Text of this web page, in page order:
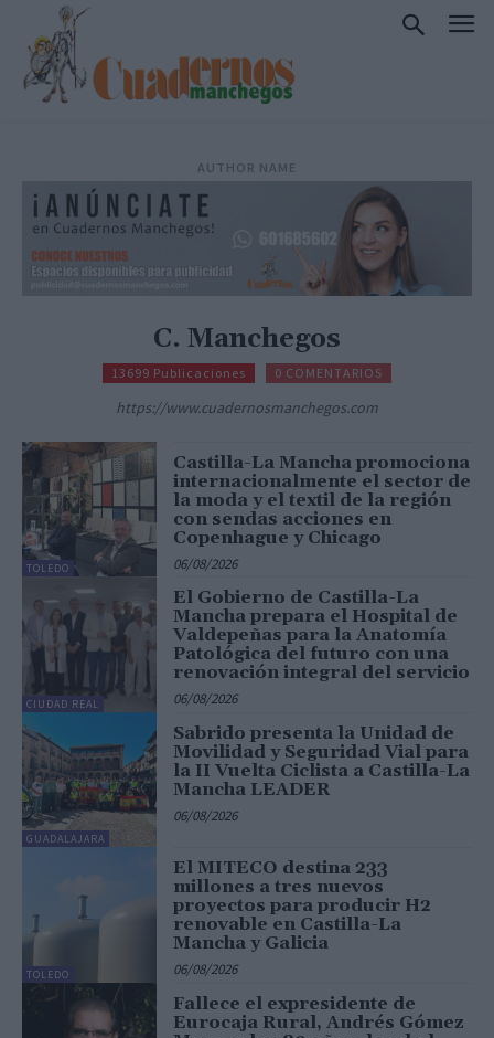
AUTHOR NAME
C. Manchegos
13699 Publicaciones 0 COMENTARIOS
https://www.cuadernosmanchegos.com
TOLEDO
Castilla-La Mancha promociona
internacionalmente el sector de
la moda y el textil de la región
con sendas acciones en
Copenhague y Chicago
06/08/2026
CIUDAD REAL
El Gobierno de Castilla-La
Mancha prepara el Hospital de
Valdepeñas para la Anatomía
Patológica del futuro con una
renovación integral del servicio
06/08/2026
GUADALAJARA
Sabrido presenta la Unidad de
Movilidad y Seguridad Vial para
la II Vuelta Ciclista a Castilla-La
Mancha LEADER
06/08/2026
TOLEDO
El MITECO destina 233
millones a tres nuevos
proyectos para producir H2
renovable en Castilla-La
Mancha y Galicia
06/08/2026
Fallece el expresidente de
Eurocaja Rural, Andrés Gómez